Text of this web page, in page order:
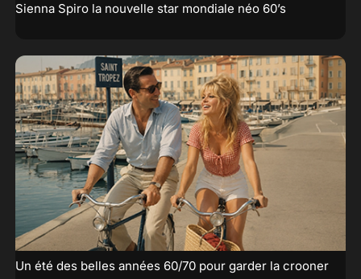
Sienna Spiro la nouvelle star mondiale néo 60’s
Un été des belles années 60/70 pour garder la crooner